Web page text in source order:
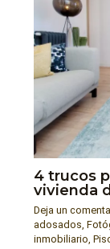
4 trucos
vivienda
Deja un
adosados
inmobiliario